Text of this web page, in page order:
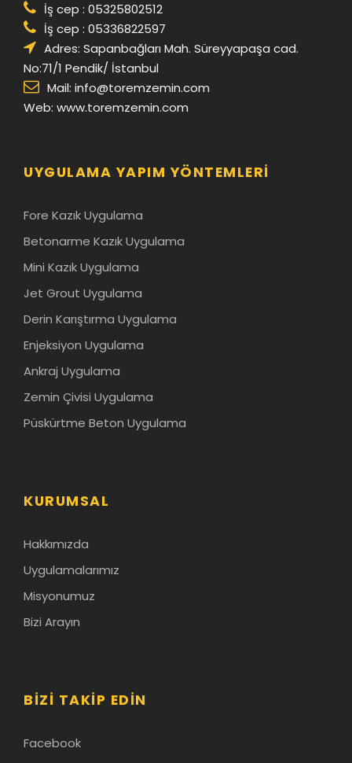
İş cep : 05325802512
İş cep : 05336822597
Adres: Sapanbağları Mah. Süreyyapaşa cad.
No:71/1 Pendik/ İstanbul
Mail: info@toremzemin.com
Web: www.toremzemin.com
UYGULAMA YAPIM YÖNTEMLERI
Fore Kazık Uygulama
Betonarme Kazık Uygulama
Mini Kazık Uygulama
Jet Grout Uygulama
Derin Karıştırma Uygulama
Enjeksiyon Uygulama
Ankraj Uygulama
Zemin Çivisi Uygulama
Püskürtme Beton Uygulama
KURUMSAL
Hakkımızda
Uygulamalarımız
Misyonumuz
Bizi Arayın
BIZI TAKIP EDIN
Facebook